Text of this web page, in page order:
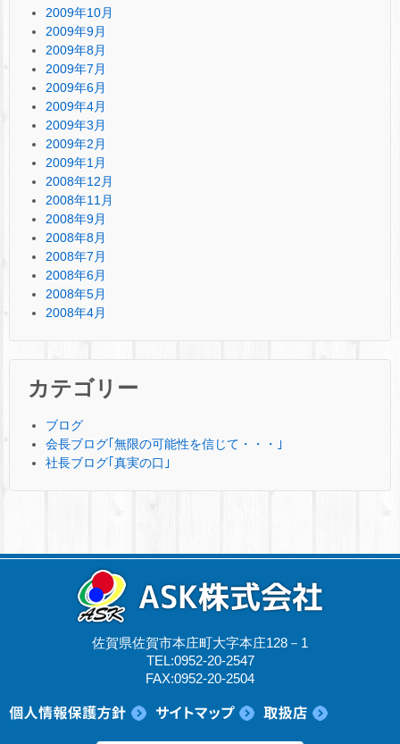
2009年10月
2009年9月
2009年8月
2009年7月
2009年6月
2009年4月
2009年3月
2009年2月
2009年1月
2008年12月
2008年11月
2008年9月
2008年8月
2008年7月
2008年6月
2008年5月
2008年4月
カテゴリー
ブログ
会長ブログ｢無限の可能性を信じて・・・｣
社長ブログ｢真実の口｣
佐賀県佐賀市本庄町大字本庄128－1
TEL:0952-20-2547
FAX:0952-20-2504